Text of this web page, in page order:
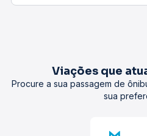
Viações que
Procure a sua passagem de
sua